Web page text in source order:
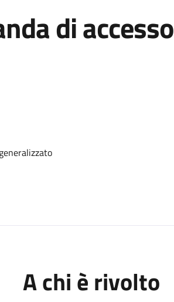
di accesso
A chi è rivolto